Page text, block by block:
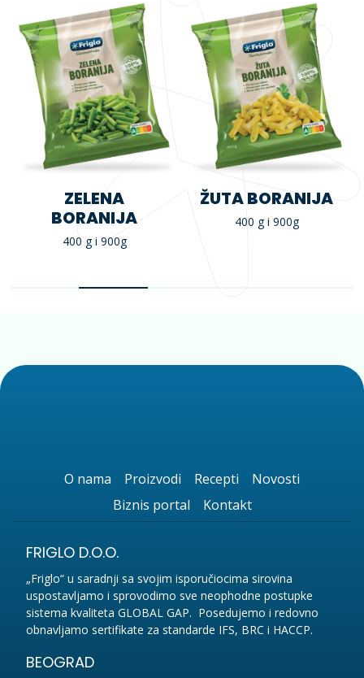
ZELENA
BORANIJA
400 g i 900g
ŽUTA BORANIJA
400 g i 900g
O nama Proizvodi Recepti
Novosti
Biznis portal
Kontakt
FRIGLO D.O.O.
„Friglo“ u saradnji sa svojim isporučiocima sirovina
uspostavljamo i sprovodimo sve neophodne postupke
sistema kvaliteta GLOBAL GAP. Posedujemo i redovno
obnavljamo sertifikate za standarde IFS, BRC i HACCP.
BEOGRAD